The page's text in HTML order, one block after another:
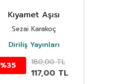
Kıyamet Aşısı
Sezai Karakoç
Diriliş Yayınları
%35 180,00TL
117,00 TL